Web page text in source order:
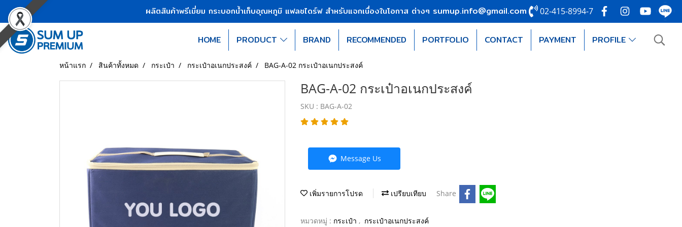
ผลิตสินค้าพรีเมี่ยม กระบอกน้ำเก็บอุณหภูมิ แฟลชไดร์ฟ สำหรับแจกเนื่องในโอกาส ต่างๆ sumup.info@gmail.com 02-415-8994-7
HOME PRODUCT BRAND RECOMMENDED PORTFOLIO CONTACT PAYMENT PROFILE
หน้าแรก สินค้าทั้งหมด กระเป๋า กระเป๋าอเนกประสงค์ BAG-A-02 กระเป๋าอเนกประสงค์
BAG-A-02 กระเป๋าอเนกประสงค์
SKU : BAG-A-02
Message Us
เพิ่มรายการโปรด เปรียบเทียบ Share
หมวดหมู่ : กระเป๋า , กระเป๋าอเนกประสงค์